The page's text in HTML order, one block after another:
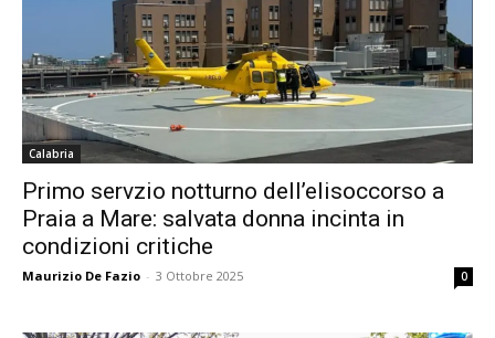
Calabria
Primo servzio notturno dell’elisoccorso a
Praia a Mare: salvata donna incinta in
condizioni critiche
Maurizio De Fazio - 3 Ottobre 2025 0